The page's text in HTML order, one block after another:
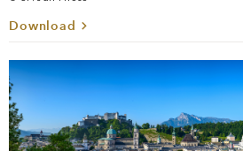
Foto-ID: #294134
Presseterrasse der
© SF/Jan Friese
Download